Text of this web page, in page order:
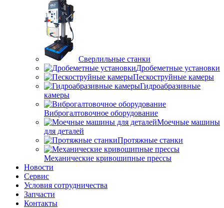
Сверлильные станки
Дробеметные установки
Пескоструйные камеры
Гидроабразивные
камеры
Виброгалтовочное оборудование
Моечные машины
для деталей
Протяжные станки
Механические кривошипные прессы
Новости
Сервис
Условия сотрудничества
Запчасти
Контакты